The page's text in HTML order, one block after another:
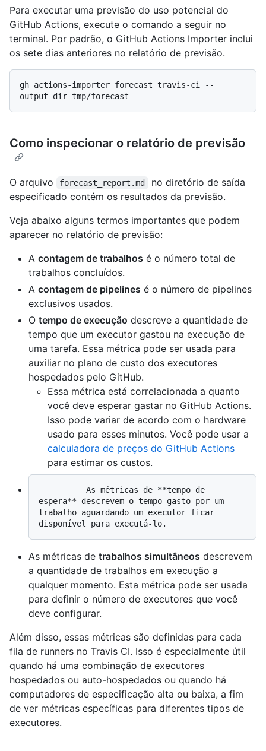
Para executar uma previsão do uso potencial do
GitHub Actions, execute o comando a seguir no
terminal. Por padrão, o GitHub Actions Importer inclui
os sete dias anteriores no relatório de previsão.
gh actions-importer forecast travis-ci --
Como inspecionar o relatório de previsão
O arquivo forecast_report.md
no diretório de saída
especificado contém os resultados da previsão.
Veja abaixo alguns termos importantes que podem
aparecer no relatório de previsão:
A contagem de trabalhos é o número total de
trabalhos concluídos.
A contagem de pipelines é o número de pipelines
exclusivos usados.
O tempo de execução descreve a quantidade de
tempo que um executor gastou na execução de
uma tarefa. Essa métrica pode ser usada para
auxiliar no plano de custo dos executores
hospedados pelo GitHub.
Essa métrica está correlacionada a quanto
você deve esperar gastar no GitHub Actions.
Isso pode variar de acordo com o hardware
usado para esses minutos. Você pode usar a
calculadora de preços do GitHub Actions
para estimar os custos.
espera** descrevem o tempo gasto por um
trabalho aguardando um executor ficar
As métricas de trabalhos simultâneos descrevem
a quantidade de trabalhos em execução a
qualquer momento. Esta métrica pode ser usada
para definir o número de executores que você
deve configurar.
Além disso, essas métricas são definidas para cada
fila de runners no Travis CI. Isso é especialmente útil
quando há uma combinação de executores
hospedados ou auto-hospedados ou quando há
computadores de especificação alta ou baixa, a fim
de ver métricas específicas para diferentes tipos de
executores.